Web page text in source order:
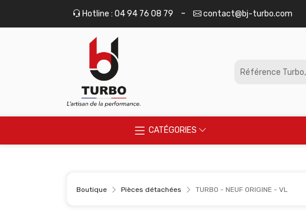
Hotline : 04 94 76 08 79 - contact@bj-turbo.com
CATÉGORIES
Boutique Pièces détachées TURBO - NEUF ORIGINE - VL
Panneau de gestion des cookies